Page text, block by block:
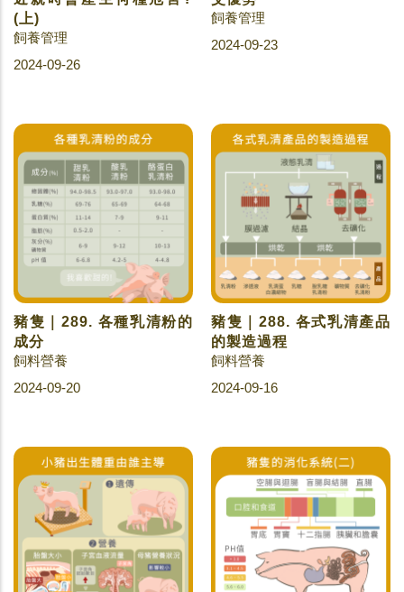
(上)
飼養管理
2024-09-26
飼養管理
2024-09-23
豬隻｜289. 各種乳清粉的
成分
飼料營養
2024-09-20
豬隻｜288. 各式乳清產品
的製造過程
飼料營養
2024-09-16